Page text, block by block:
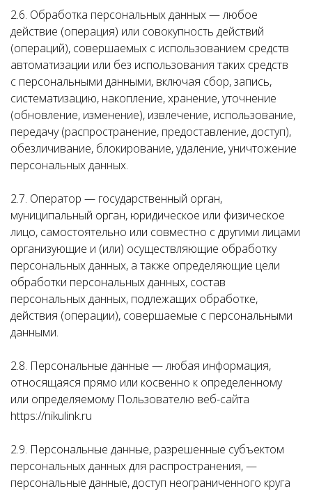
2.6. Обработка персональных данных — любое
действие (операция) или совокупность действий
(операций), совершаемых с использованием средств
автоматизации или без использования таких средств
с персональными данными, включая сбор, запись,
систематизацию, накопление, хранение, уточнение
(обновление, изменение), извлечение, использование,
передачу (распространение, предоставление, доступ),
обезличивание, блокирование, удаление, уничтожение
персональных данных.
2.7. Оператор — государственный орган,
муниципальный орган, юридическое или физическое
лицо, самостоятельно или совместно с другими лицами
организующие и (или) осуществляющие обработку
персональных данных, а также определяющие цели
обработки персональных данных, состав
персональных данных, подлежащих обработке,
действия (операции), совершаемые с персональными
данными.
2.8. Персональные данные — любая информация,
относящаяся прямо или косвенно к определенному
или определяемому Пользователю веб-сайта
https://nikulink.ru
2.9. Персональные данные, разрешенные субъектом
персональных данных для распространения, —
персональные данные, доступ неограниченного круга